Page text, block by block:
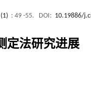
: 49 -55. DOI: 10.19886/
定法研究进展